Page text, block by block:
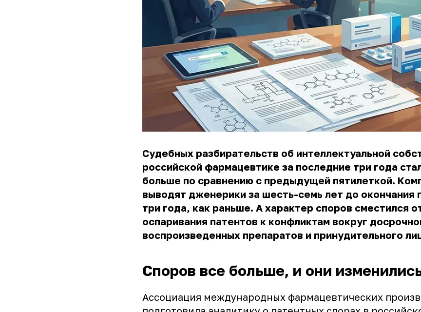
Судебных разбирательств об интеллектуальной
российской фармацевтике за последние три года
больше по сравнению с предыдущей пятилеткой.
выводят дженерики за шесть-семь лет до окончания
три года, как раньше. А характер споров сместился
оспаривания патентов к конфликтам вокруг
воспроизведенных препаратов и принудительного
Споров все больше, и они
Ассоциация международных фармацевтических